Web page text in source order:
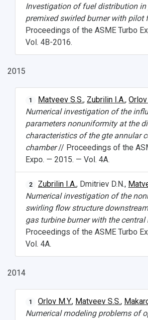
Investigation of fuel distribution
premixed swirled burner with pilot
Proceedings of the ASME Turbo
Vol. 4B-2016.
2015
1 Matveev S.S., Zubrilin I.A.,Orlov
Numerical investigation of the
parameters nonuniformity at the
characteristics of the gte annular
chamber// Proceedings of the
Expo. — 2015. — Vol. 4A.
2 Zubrilin I.A., Dmitriev D.N.,
Numerical investigation of the
swirling flow structure
gas turbine burner with the central
Proceedings of the ASME Turbo
Vol. 4A.
2014
1 Orlov M.Y., Matveev S.S.,
Numerical modeling problems of